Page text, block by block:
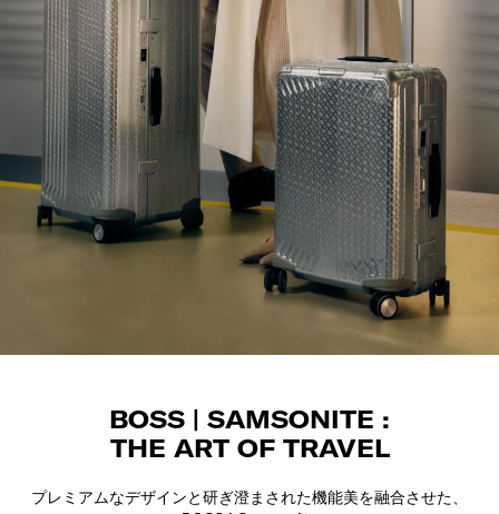
BOSS | SAMSONITE :
THE ART OF TRAVEL
プレミアムなデザインと研ぎ澄まされた機能美を融合させた、